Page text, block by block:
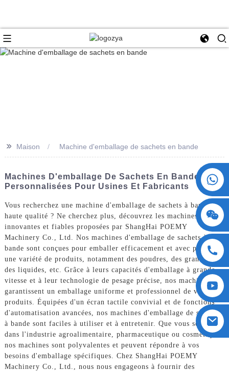
+86 15730993174
>> Maison Machine d'emballage de sachets en bande
Machines D'emballage De Sachets En Bande
Personnalisées Pour Usines Et Fabricants
Vous recherchez une machine d'emballage de sachets à bande de
haute qualité ? Ne cherchez plus, découvrez les machines
innovantes et fiables proposées par ShangHai POEMY
Machinery Co., Ltd. Nos machines d'emballage de sachets à
bande sont conçues pour emballer efficacement et avec précision
une variété de produits, notamment des poudres, des granulés,
des liquides, etc. Grâce à leurs capacités d'emballage à grande
vitesse et à leur technologie de pesage précise, nos machines
garantissent un emballage uniforme et professionnel de vos
produits. Équipées d'un écran tactile convivial et de fonctions
d'automatisation avancées, nos machines d'emballage de sachets
à bande sont faciles à utiliser et à entretenir. Que vous soyez
dans l'industrie agroalimentaire, pharmaceutique ou cosmétique,
nos machines sont polyvalentes et peuvent répondre à vos
besoins d'emballage spécifiques. Chez ShangHai POEMY
Machinery Co., Ltd., nous nous engageons à fournir des